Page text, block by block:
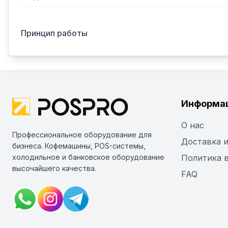
Принцип работы
Профессиональное оборудование для
бизнеса. Кофемашины, POS-системы,
холодильное и банковское оборудование
высочайшего качества.
О нас
Доставка
Политика
FAQ